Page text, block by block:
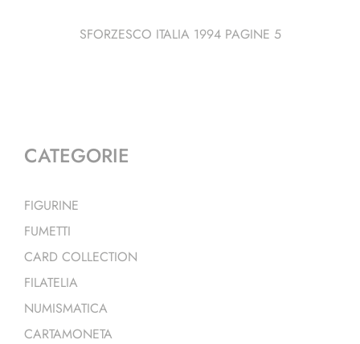
SFORZESCO ITALIA 1994 PAGINE 5
CATEGORIE
FIGURINE
FUMETTI
CARD COLLECTION
FILATELIA
NUMISMATICA
CARTAMONETA